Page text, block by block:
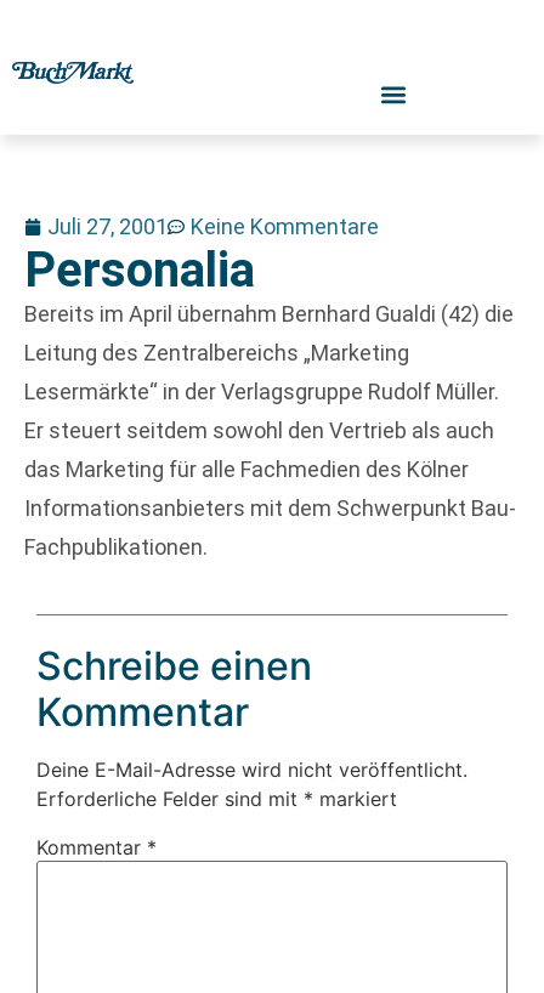
Juli 27, 2001 Keine Kommentare
Personalia
Bereits im April übernahm Bernhard Gualdi (42) die
Leitung des Zentralbereichs „Marketing
Lesermärkte“ in der Verlagsgruppe Rudolf Müller.
Er steuert seitdem sowohl den Vertrieb als auch
das Marketing für alle Fachmedien des Kölner
Informationsanbieters mit dem Schwerpunkt Bau-
Fachpublikationen.
Schreibe einen
Kommentar
Deine E-Mail-Adresse wird nicht veröffentlicht.
Erforderliche Felder sind mit * markiert
Kommentar *